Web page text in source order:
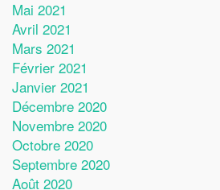
Mai 2021
Avril 2021
Mars 2021
Février 2021
Janvier 2021
Décembre 2020
Novembre 2020
Octobre 2020
Septembre 2020
Août 2020